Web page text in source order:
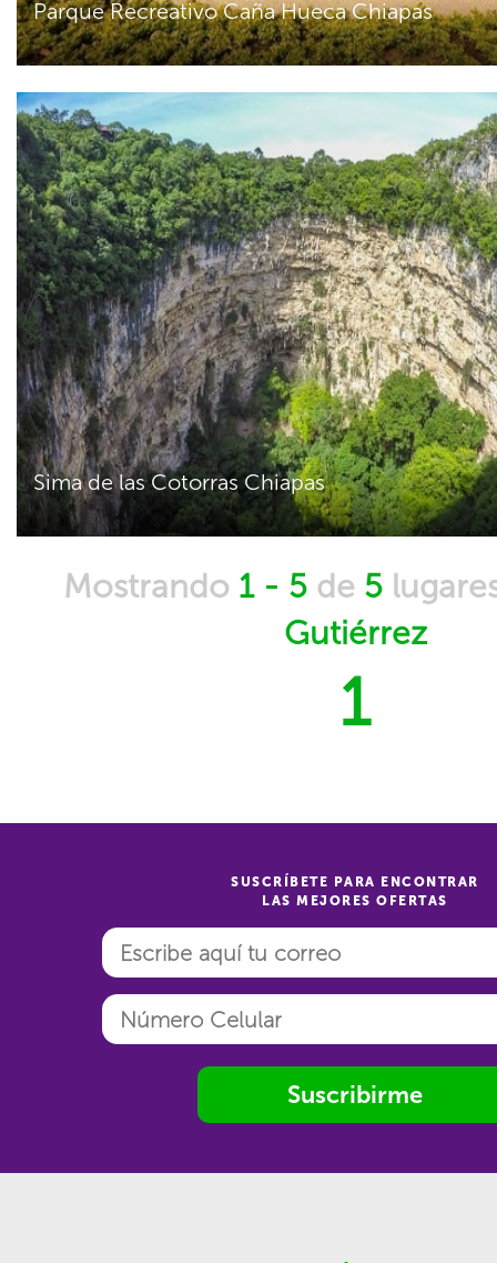
Parque Recreativo Caña Hueca Chiapas
Sima de las Cotorras Chiapas
Mostrando 1 - 5de 5
Gutiérrez
1
SUSCRÍBETE PARA ENCONTRAR
LAS MEJORES OFERTAS
Suscribirme